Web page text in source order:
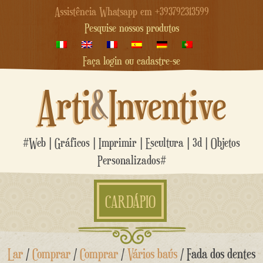
Assistência Whatsapp em +393792313599
Pesquise nossos produtos
Faça login ou cadastre-se
Arti&Inventive
#Web | Gráficos | Imprimir | Escultura | 3d | Objetos
Personalizados#
CARDÁPIO
Ir
paraLar /Comprar /Comprar /Vários baús / Fada dos dentes